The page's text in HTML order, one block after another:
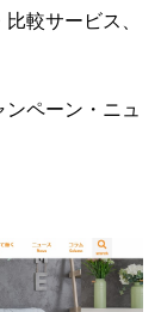
較サービス、
ペーン・ニュ